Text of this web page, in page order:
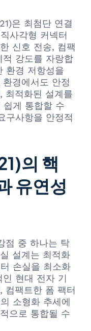
은 최첨단 연결
사각형 커넥터
신호 전송, 컴팩
적 강도를 자랑합
환경 저항성을
경에서도 안정
최적화된 설계를
쉽게 통합할 수
구사항을 안정적
의 핵
유연성
점 중 하나는 탁
설계는 최적화
손실을 최소화
현대 전자 기
컴팩트한 폼 팩터
소형화 추세에
으로 통합될 수